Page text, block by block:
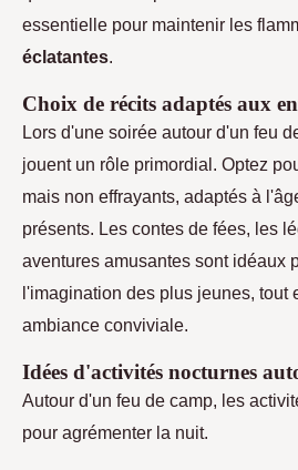
essentielle pour maintenir les
éclatantes
Choix de récits adaptés aux
Lors d'une soirée autour d'un feu
jouent un rôle primordial. Optez
mais non effrayants, adaptés à
présents. Les contes de fées, les
aventures amusantes sont idéaux
l'imagination des plus jeunes, tout
ambiance conviviale.
Idées d'activités nocturnes
Autour d'un feu de camp, les
pour agrémenter la nuit.